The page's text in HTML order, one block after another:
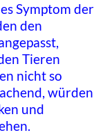
Symptom der
den
Tieren
nicht so
würden
und